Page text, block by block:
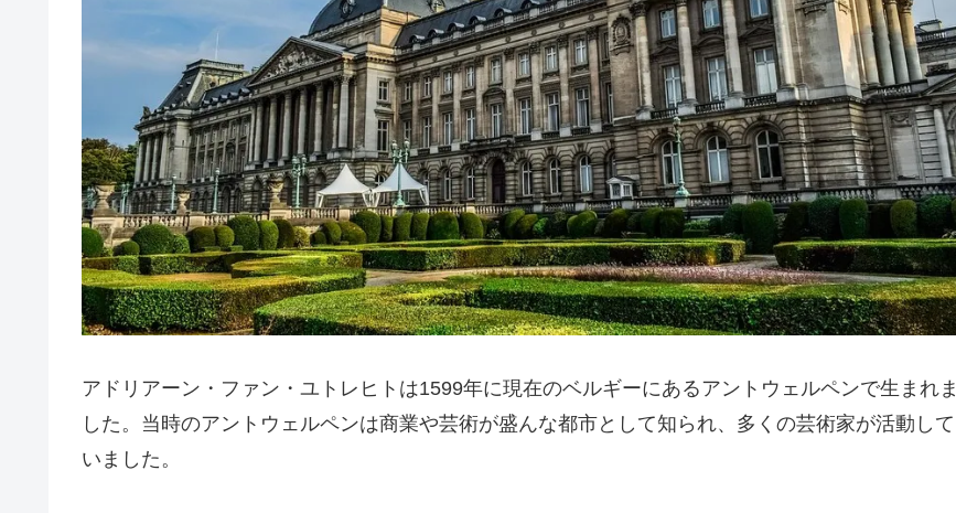
アドリアーン・ファン・ユトレヒトは1599年に現在のベルギーにあるアントウェルペンで生まれま
した。当時のアントウェルペンは商業や芸術が盛んな都市として知られ、多くの芸術家が活動して
いました。